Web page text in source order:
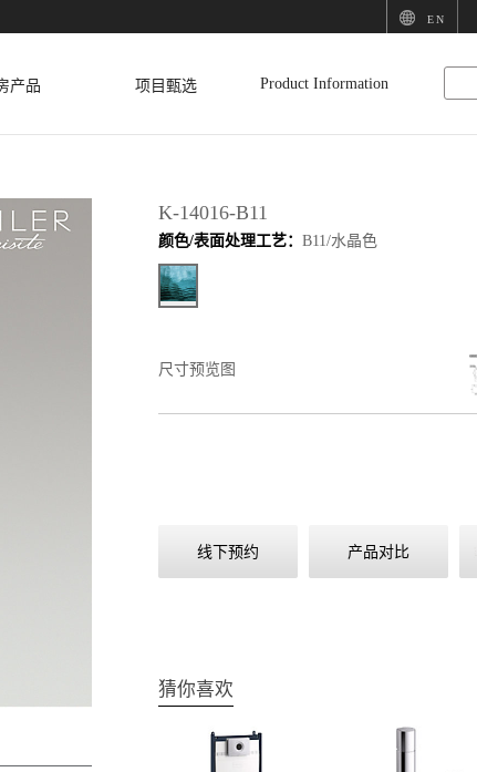
EN
产品 项目甄选 Product Information
K-14016-B11
颜色/表面处理工艺： B11/水晶色
尺寸预览图
线下预约 产品对比
猜你喜欢